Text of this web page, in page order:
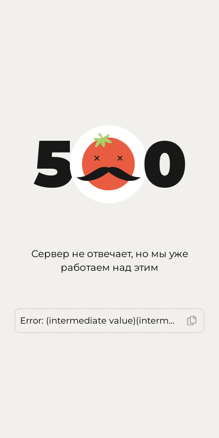
Сервер не отвечает, но мы уже
работаем над этим
Error: (intermediate value)(intermediate value)(intermediate value).replaceAll is not a function